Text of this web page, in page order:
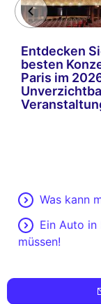
Entdecken
besten
Paris im
Was kann
Ein Auto in
müssen!